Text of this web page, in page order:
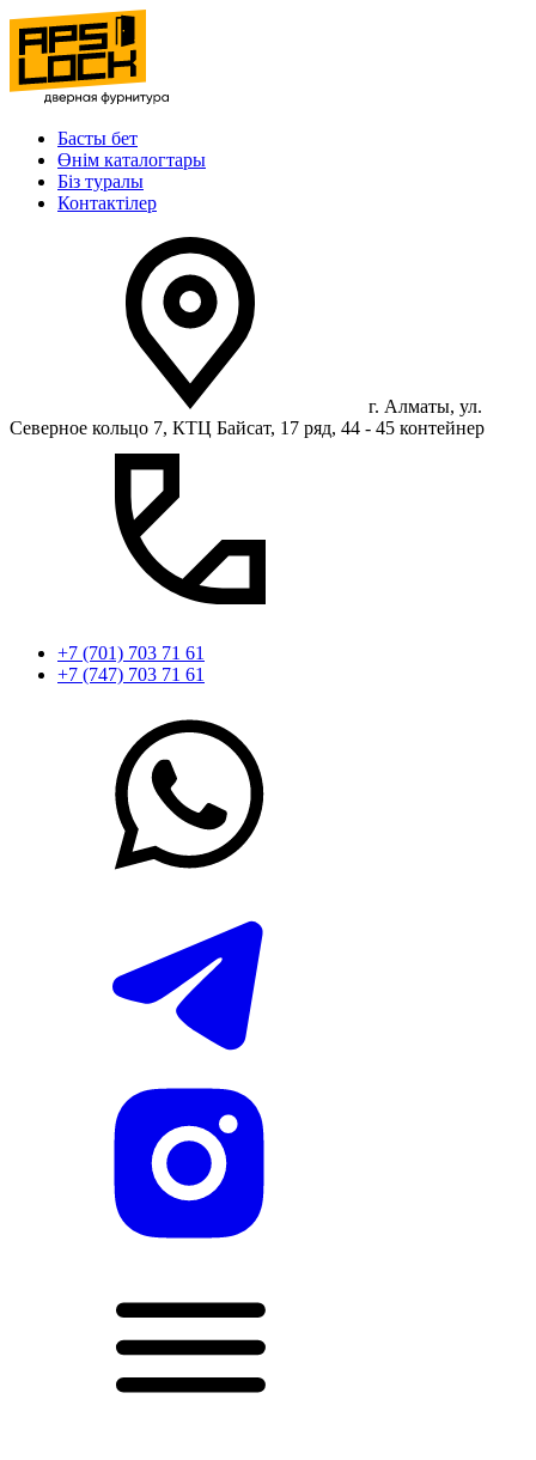
Басты бет
Өнім каталогтары
Біз туралы
Контактілер
г. Алматы, ул.
Северное кольцо 7, КТЦ Байсат, 17 ряд, 44 - 45 контейнер
+7 (701) 703 71 61
+7 (747) 703 71 61